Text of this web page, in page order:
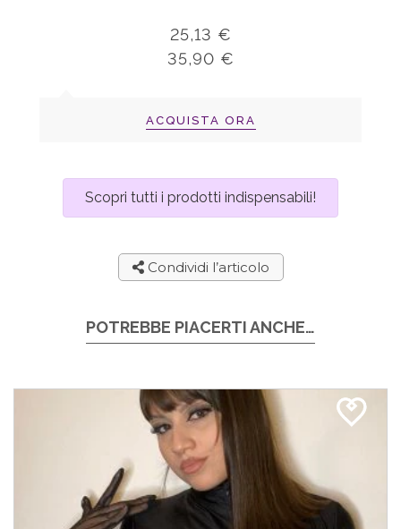
25,13 €
35,90 €
ACQUISTA ORA
Scopri tutti i prodotti indispensabili!
Condividi l’articolo
POTREBBE PIACERTI ANCHE…